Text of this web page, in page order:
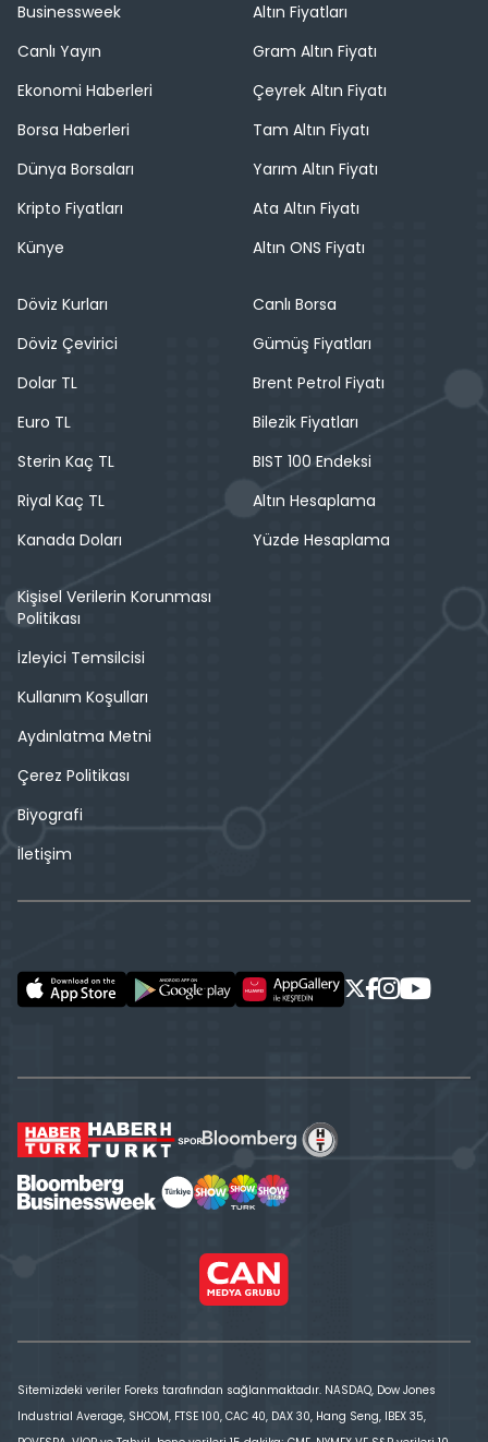
Businessweek
Canlı Yayın
Ekonomi Haberleri
Borsa Haberleri
Dünya Borsaları
Kripto Fiyatları
Künye
Altın Fiyatları
Gram Altın Fiyatı
Çeyrek Altın Fiyatı
Tam Altın Fiyatı
Yarım Altın Fiyatı
Ata Altın Fiyatı
Altın ONS Fiyatı
Döviz Kurları
Döviz Çevirici
Dolar TL
Euro TL
Sterin Kaç TL
Riyal Kaç TL
Kanada Doları
Canlı Borsa
Gümüş Fiyatları
Brent Petrol Fiyatı
Bilezik Fiyatları
BIST 100 Endeksi
Altın Hesaplama
Yüzde Hesaplama
Kişisel Verilerin Korunması
Politikası
İzleyici Temsilcisi
Kullanım Koşulları
Aydınlatma Metni
Çerez Politikası
Biyografi
İletişim
Sitemizdeki veriler Foreks tarafından sağlanmaktadır. NASDAQ, Dow Jones
Industrial Average, SHCOM, FTSE 100, CAC 40, DAX 30, Hang Seng, IBEX 35,